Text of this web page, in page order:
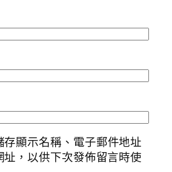
存顯示名稱、電子郵件地址
，以供下次發佈留言時使